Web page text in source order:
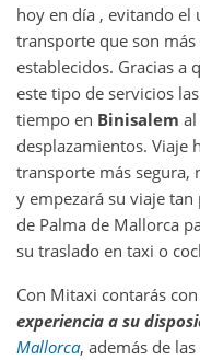
hoy en día , evitando el
transporte que son
establecidos. Gracias a
este tipo de servicios
tiempo en Binisalem
desplazamientos. Viaje
transporte más
y empezará su viaje
de Palma de Mallorca
su traslado en taxi o
Con Mitaxi contarás con
experiencia a su
Mallorca, además de